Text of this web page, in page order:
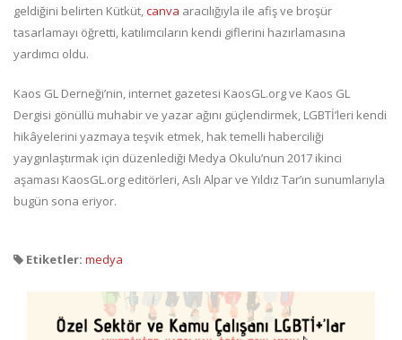
geldiğini belirten Kütküt,canva aracılığıyla ile afiş ve broşür
tasarlamayı öğretti, katılımcıların kendi giflerini hazırlamasına
yardımcı oldu.
Kaos GL Derneği’nin, internet gazetesi KaosGL.org ve Kaos GL
Dergisi gönüllü muhabir ve yazar ağını güçlendirmek, LGBTİ’leri kendi
hikâyelerini yazmaya teşvik etmek, hak temelli haberciliği
yaygınlaştırmak için düzenlediği Medya Okulu’nun 2017 ikinci
aşaması KaosGL.org editörleri, Aslı Alpar ve Yıldız Tar’ın sunumlarıyla
bugün sona eriyor.
Etiketler: medya